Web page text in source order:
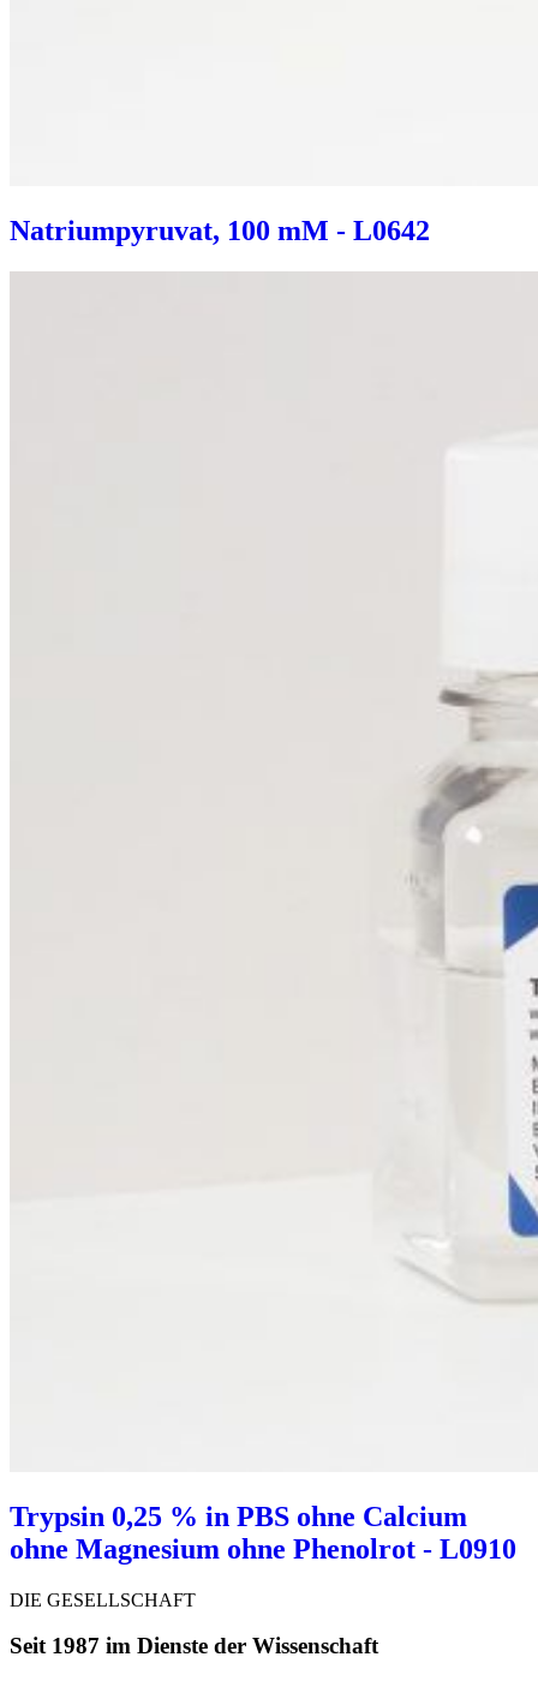
Natriumpyruvat, 100 mM - L0642
Trypsin 0,25 % in PBS ohne Calcium
ohne Magnesium ohne Phenolrot - L0910
DIE GESELLSCHAFT
Seit 1987 im Dienste der Wissenschaft